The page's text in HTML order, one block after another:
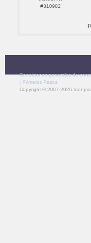
#310982
Condiciones generales de
| Primeros Pasos
Copyright © 2007-2026